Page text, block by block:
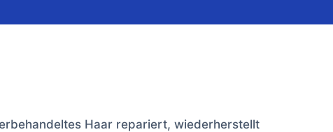
Haar repariert, wiederherstellt